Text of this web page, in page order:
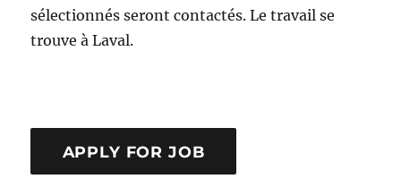
sélectionnés seront contactés. Le travail se
trouve à Laval.